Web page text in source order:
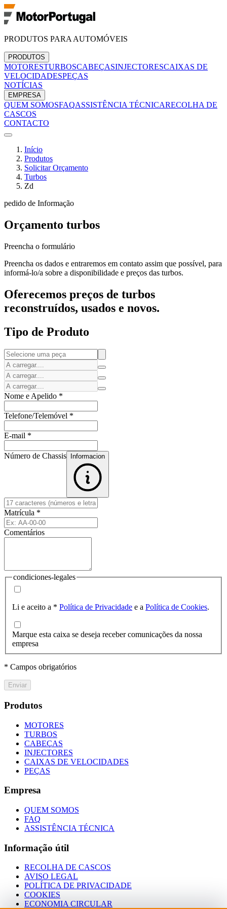
PRODUTOS PARA AUTOMÓVEIS
PRODUTOS
MOTORESTURBOSCABEÇASINJECTORESCAIXAS DE
VELOCIDADESPEÇAS
NOTÍCIAS
EMPRESA
QUEM SOMOSFAQASSISTÊNCIA TÉCNICARECOLHA DE
CASCOS
CONTACTO
Início
Produtos
Solicitar Orçamento
Turbos
Zd
pedido de Informação
Orçamento turbos
Preencha o formulário
Preencha os dados e entraremos em contato assim que possível, para
informá-lo/a sobre a disponibilidade e preços das turbos.
Oferecemos preços de turbos
reconstruídos, usados e novos.
Tipo de Produto
Nome e Apelido *
Telefone/Telemóvel *
E-mail *
Número de Chassis Informacion
Matrícula *
Comentários
condiciones-legales
Li e aceito a * Política de Privacidade e a Política de Cookies.
Marque esta caixa se deseja receber comunicações da nossa
empresa
* Campos obrigatórios
Enviar
Produtos
MOTORES
TURBOS
CABEÇAS
INJECTORES
CAIXAS DE VELOCIDADES
PEÇAS
Empresa
QUEM SOMOS
FAQ
ASSISTÊNCIA TÉCNICA
Informação útil
RECOLHA DE CASCOS
AVISO LEGAL
POLÍTICA DE PRIVACIDADE
COOKIES
ECONOMIA CIRCULAR